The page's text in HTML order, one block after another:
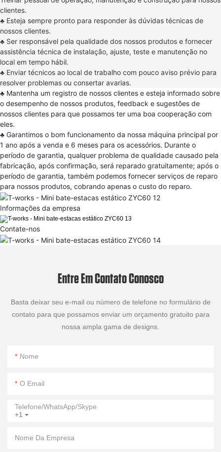
clientes.
♣ Esteja sempre pronto para responder às dúvidas técnicas de
nossos clientes.
♣ Ser responsável pela qualidade dos nossos produtos e fornecer
assistência técnica de instalação, ajuste, teste e manutenção no
local em tempo hábil.
♣ Enviar técnicos ao local de trabalho com pouco aviso prévio para
resolver problemas ou consertar avarias.
♣ Mantenha um registro de nossos clientes e esteja informado sobre
o desempenho de nossos produtos, feedback e sugestões de
nossos clientes para que possamos ter uma boa cooperação com
eles.
♣ Garantimos o bom funcionamento da nossa máquina principal por
1 ano após a venda e 6 meses para os acessórios. Durante o
período de garantia, qualquer problema de qualidade causado pela
fabricação, após confirmação, será reparado gratuitamente; após o
período de garantia, também podemos fornecer serviços de reparo
para nossos produtos, cobrando apenas o custo do reparo.
Informações da empresa
Contate-nos
Entre Em Contato Conosco
Basta deixar seu e-mail ou número de telefone no formulário de
contato para que possamos enviar um orçamento gratuito para
nossa ampla gama de designs.
Nome
O Email
+1
Telefone/WhatsApp/Skype
Nome Da Empresa